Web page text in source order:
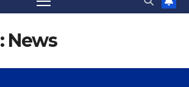
News